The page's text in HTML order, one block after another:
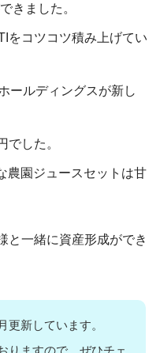
きました。
をコツコツ積み上げてい
ールディングスが新し
でした。
農園ジュースセットは甘
と一緒に資産形成ができ
更新しています。
りますので、ぜひチェ